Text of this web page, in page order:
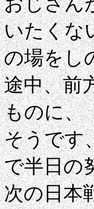
いたくな
の場をし
途中、前
ものに、
そうです
で半日の
次の日本